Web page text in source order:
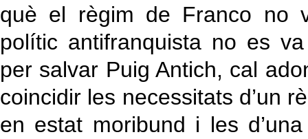
què el règim de Franco no
polític antifranquista no es
per salvar Puig Antich, cal
coincidir les necessitats d’un
en estat moribund i les